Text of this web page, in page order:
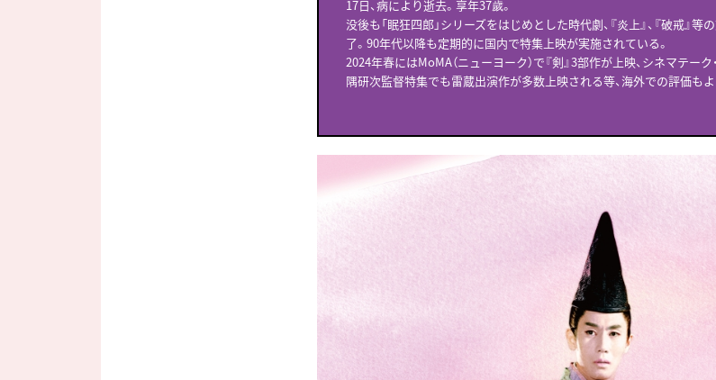
17日、病により逝去。享年37歲。
没後も「眠狂四郎」シリーズをはじめとした時代劇、『炎上』、『破戒』
了。90年代以降も定期的に国内で特集上映が実施されている。
2024年春にはMoMA（ニューヨーク）で『剣』3部作が上映、シネマテーク
隅研次監督特集でも雷蔵出演作が多数上映される等、海外での評価もよ